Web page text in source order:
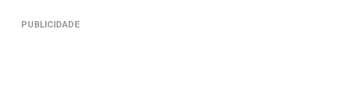
PUBLICIDADE